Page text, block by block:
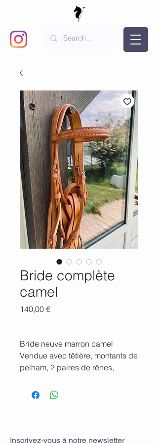
Bride complète
camel
140,00 €Prix
Bride neuve marron camel
Vendue avec têtière, montants de
pelham, 2 paires de rênes,
Réf. : #TY-BRIDE-POINT
Inscrivez-vous à notre newsletter